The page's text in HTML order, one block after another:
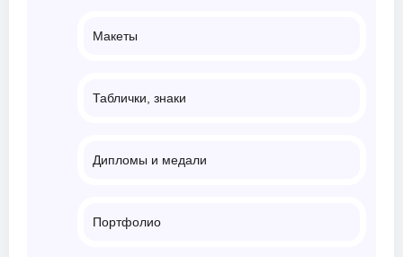
Макеты
Таблички, знаки
Дипломы и медали
Портфолио